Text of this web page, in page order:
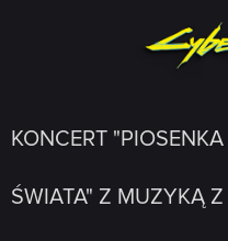
KONCERT
ŚWIATA" Z MUZYKĄ